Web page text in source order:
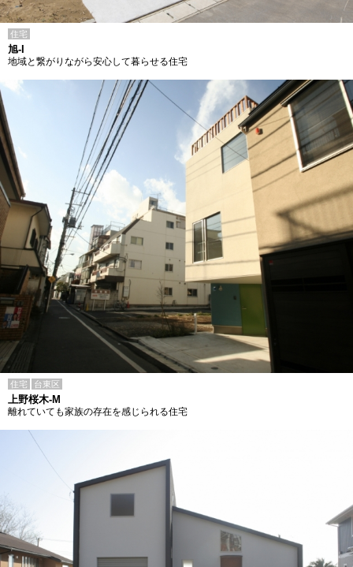
住宅
旭-I
地域と繋がりながら安心して暮らせる住宅
住宅 台東区
上野桜木-M
離れていても家族の存在を感じられる住宅